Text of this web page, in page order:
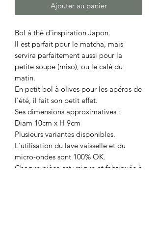
Ajouter au panier
Bol à thé d'inspiration Japon.
Il est parfait pour le matcha, mais
servira parfaitement aussi pour la
petite soupe (miso), ou le café du
matin.
En petit bol à olives pour les apéros de
l'été, il fait son petit effet.
Ses dimensions approximatives :
Diam 10cm x H 9cm
Plusieurs variantes disponibles.
L'utilisation du lave vaisselle et du
micro-ondes sont 100% OK.
Chaque pièce est unique et fabriquée à